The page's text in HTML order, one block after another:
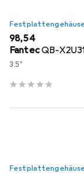
Festplattengehäuse
EUR
98,54
FantecQB-
3.5"
Festplattengehäuse